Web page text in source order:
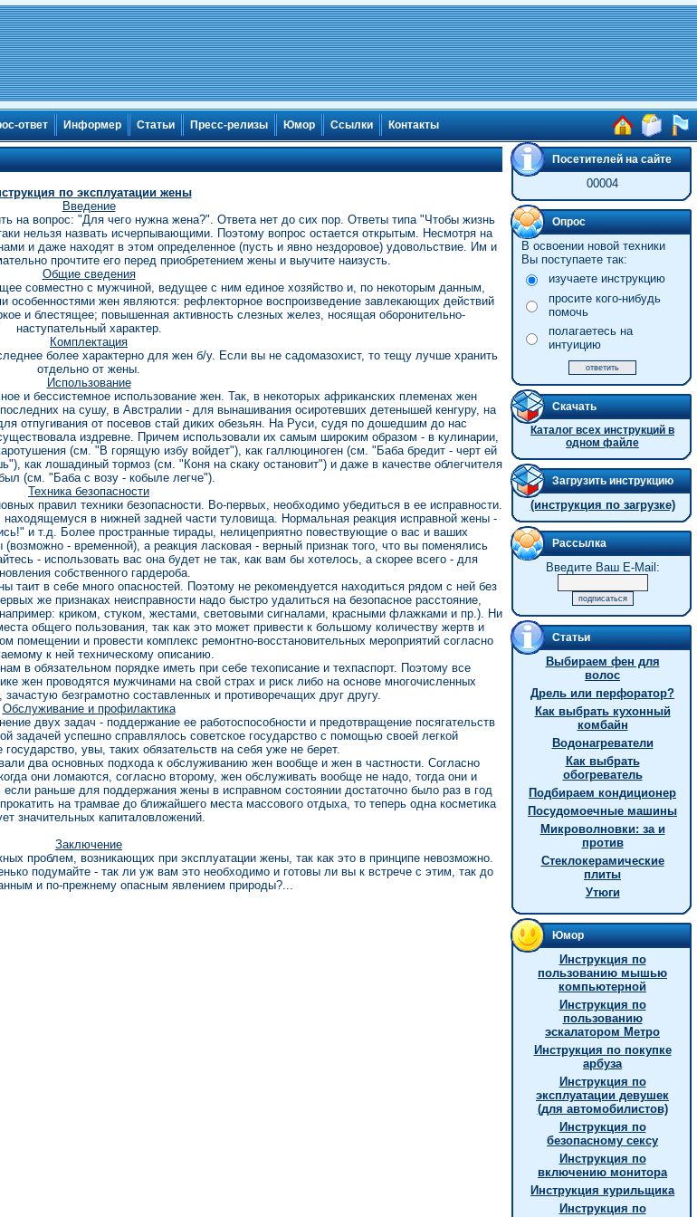
ответ Информер Статьи Пресс-релизы Юмор Ссылки Контакты
по эксплуатации жены
Введение
на вопрос: "Для чего нужна жена?". Ответа нет до сих пор. Ответы типа "Чтобы жизнь
нельзя назвать исчерпывающими. Поэтому вопрос остается открытым. Несмотря на
и даже находят в этом определенное (пусть и явно нездоровое) удовольствие. Им и
прочтите его перед приобретением жены и выучите наизусть.
Общие сведения
совместно с мужчиной, ведущее с ним единое хозяйство и, по некоторым данным,
жен являются: рефлекторное воспроизведение завлекающих действий
и блестящее; повышенная активность слезных желез, носящая оборонительно-
наступательный характер.
Комплектация
более характерно для жен б/у. Если вы не садомазохист, то тещу лучше хранить
отдельно от жены.
Использование
и бессистемное использование жен. Так, в некоторых африканских племенах жен
на сушу, в Австралии - для вынашивания осиротевших детенышей кенгуру, на
отпугивания от посевов стай диких обезьян. На Руси, судя по дошедшим до нас
издревне. Причем использовали их самым широким образом - в кулинарии,
(см. "В горящую избу войдет"), как галлюциноген (см. "Баба бредит - черт ей
как лошадиный тормоз (см. "Коня на скаку остановит") и даже в качестве облегчителя
(см. "Баба с возу - кобыле легче").
Техника безопасности
правил техники безопасности. Во-первых, необходимо убедиться в ее исправности.
находящемуся в нижней задней части туловища. Нормальная реакция исправной жены -
и т.д. Более пространные тирады, нелицеприятно повествующие о вас и ваших
- временной), а реакция ласковая - верный признак того, что вы поменялись
- использовать вас она будет не так, как вам бы хотелось, а скорее всего - для
собственного гардероба.
таит в себе много опасностей. Поэтому не рекомендуется находиться рядом с ней без
же признаках неисправности надо быстро удалиться на безопасное расстояние,
криком, стуком, жестами, световыми сигналами, красными флажками и пр.). Ни
общего пользования, так как это может привести к большому количеству жертв и
помещении и провести комплекс ремонтно-восстановительных мероприятий согласно
к ней техническому описанию.
в обязательном порядке иметь при себе техописание и техпаспорт. Поэтому все
жен проводятся мужчинами на свой страх и риск либо на основе многочисленных
безграмотно составленных и противоречащих друг другу.
Обслуживание и профилактика
двух задач - поддержание ее работоспособности и предотвращение посягательств
задачей успешно справлялось советское государство с помощью своей легкой
увы, таких обязательств на себя уже не берет.
два основных подхода к обслуживанию жен вообще и жен в частности. Согласно
они ломаются, согласно второму, жен обслуживать вообще не надо, тогда они и
раньше для поддержания жены в исправном состоянии достаточно было раз в год
на трамвае до ближайшего места массового отдыха, то теперь одна косметика
значительных капиталовложений.
Заключение
проблем, возникающих при эксплуатации жены, так как это в принципе невозможно.
подумайте - так ли уж вам это необходимо и готовы ли вы к встрече с этим, так до
и по-прежнему опасным явлением природы?...
Посетителей на сайте
00004
Опрос
В освоении новой техники
Вы поступаете так:
изучаете инструкцию
просите кого-нибудь
помочь
полагаетесь на
интуицию
Скачать
Каталог всех инструкций в
одном файле
Загрузить инструкцию
(инструкция по загрузке)
Рассылка
Введите Ваш E-Mail:
Статьи
Выбираем фен для
волос
Дрель или перфоратор?
Как выбрать кухонный
комбайн
Водонагреватели
Как выбрать
обогреватель
Подбираем кондиционер
Посудомоечные машины
Микроволновки: за и
против
Стеклокерамические
плиты
Утюги
Юмор
Инструкция по
пользованию мышью
компьютерной
Инструкция по
пользованию
эскалатором Метро
Инструкция по покупке
арбуза
Инструкция по
эксплуатации девушек
(для автомобилистов)
Инструкция по
безопасному сексу
Инструкция по
включению монитора
Инструкция курильщика
Инструкция по